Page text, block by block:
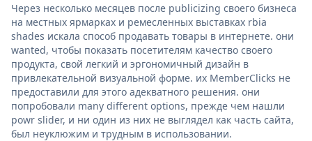
Через несколько месяцев после publicizing своего бизнеса
на местных ярмарках и ремесленных выставках rbia
shades искала способ продавать товары в интернете. они
wanted, чтобы показать посетителям качество своего
продукта, свой легкий и эргономичный дизайн в
привлекательной визуальной форме. их MemberClicks не
предоставили для этого адекватного решения. они
попробовали many different options, прежде чем нашли
powr slider, и ни один из них не выглядел как часть сайта,
был неуклюжим и трудным в использовании.